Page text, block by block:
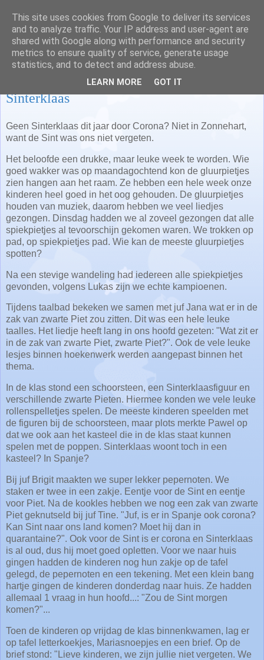
Juf Nathalie en juf Lisa
Sinterklaas
Geen Sinterklaas dit jaar door Corona? Niet in Zonnehart,
want de Sint was ons niet vergeten.
Het beloofde een drukke, maar leuke week te worden. Wie
goed wakker was op maandagochtend kon de gluurpietjes
zien hangen aan het raam. Ze hebben een hele week onze
kinderen heel goed in het oog gehouden. De gluurpietjes
houden van muziek, daarom hebben we veel liedjes
gezongen. Dinsdag hadden we al zoveel gezongen dat alle
spiekpietjes al tevoorschijn gekomen waren. We trokken op
pad, op spiekpietjes pad. Wie kan de meeste gluurpietjes
spotten?
Na een stevige wandeling had iedereen alle spiekpietjes
gevonden, volgens Lukas zijn we echte kampioenen.
Tijdens taalbad bekeken we samen met juf Jana wat er in de
zak van zwarte Piet zou zitten. Dit was een hele leuke
taalles. Het liedje heeft lang in ons hoofd gezeten: "Wat zit er
in de zak van zwarte Piet, zwarte Piet?". Ook de vele leuke
lesjes binnen hoekenwerk werden aangepast binnen het
thema.
In de klas stond een schoorsteen, een Sinterklaasfiguur en
verschillende zwarte Pieten. Hiermee konden we vele leuke
rollenspelletjes spelen. De meeste kinderen speelden met
de figuren bij de schoorsteen, maar plots merkte Pawel op
dat we ook aan het kasteel die in de klas staat kunnen
spelen met de poppen. Sinterklaas woont toch in een
kasteel? In Spanje?
Bij juf Brigit maakten we super lekker pepernoten. We
staken er twee in een zakje. Eentje voor de Sint en eentje
voor Piet. Na de kookles hebben we nog een zak van zwarte
Piet geknutseld bij juf Tine. "Juf, is er in Spanje ook corona?
Kan Sint naar ons land komen? Moet hij dan in
quarantaine?". Ook voor de Sint is er corona en Sinterklaas
is al oud, dus hij moet goed opletten. Voor we naar huis
gingen hadden de kinderen nog hun zakje op de tafel
gelegd, de pepernoten en een tekening. Met een klein bang
hartje gingen de kinderen donderdag naar huis. Ze hadden
allemaal 1 vraag in hun hoofd...: "Zou de Sint morgen
komen?"...
Toen de kinderen op vrijdag de klas binnenkwamen, lag er
op tafel letterkoekjes, Mariasnoepjes en een brief. Op de
brief stond: "Lieve kinderen, we zijn jullie niet vergeten. We
This site uses cookies from Google to deliver its services
and to analyze traffic. Your IP address and user-agent are
shared with Google along with performance and security
metrics to ensure quality of service, generate usage
statistics, and to detect and address abuse.
LEARN MORE GOT IT